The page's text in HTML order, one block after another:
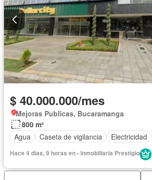
$ 40.000.000/mes
Mejoras Publicas, Bucaramanga
800 m²
Agua
Caseta de vigilancia Electricidad
Hace 4 días, 9 horas en - Inmobiliaria Prestigio